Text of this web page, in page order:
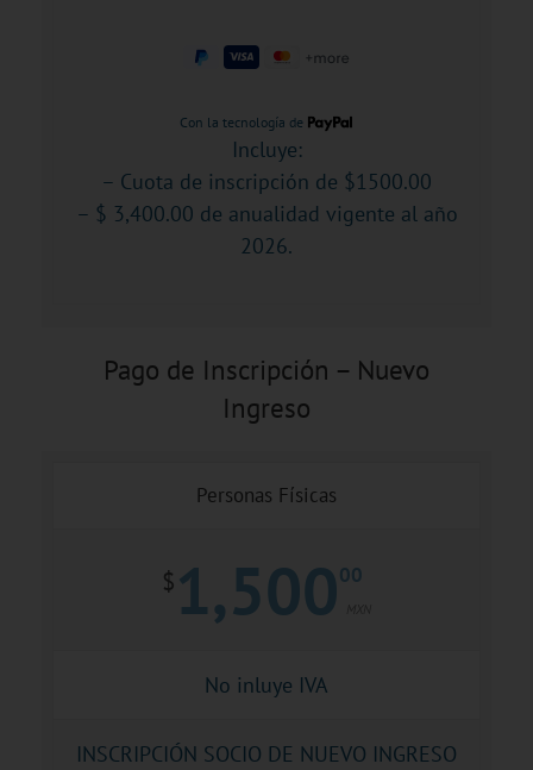
Con la tecnología de
Incluye:
– Cuota de inscripción de $1500.00
– $ 3,400.00 de anualidad vigente al año
2026.
Pago de Inscripción – Nuevo
Ingreso
Personas Físicas
$1,50000
No inluye IVA
INSCRIPCIÓN SOCIO DE NUEVO INGRESO